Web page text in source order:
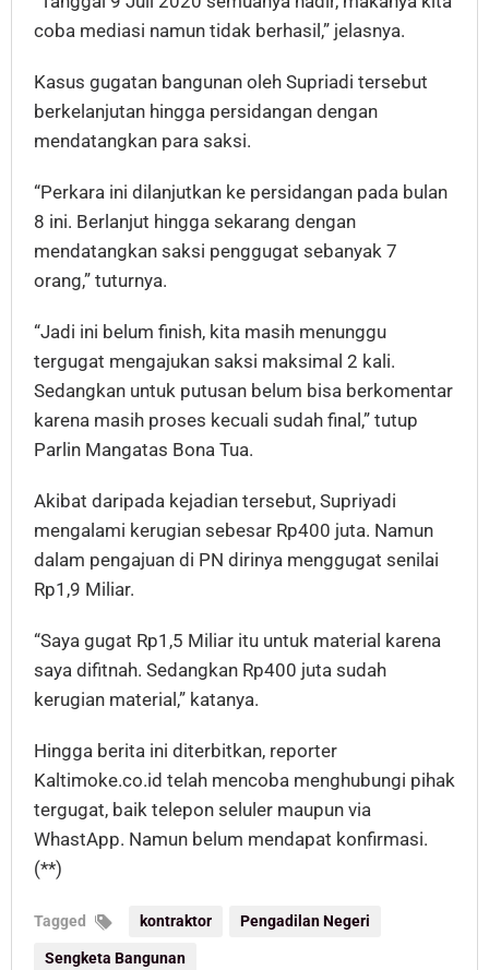
coba mediasi namun tidak berhasil,” jelasnya.
Kasus gugatan bangunan oleh Supriadi tersebut
berkelanjutan hingga persidangan dengan
mendatangkan para saksi.
“Perkara ini dilanjutkan ke persidangan pada bulan
8 ini. Berlanjut hingga sekarang dengan
mendatangkan saksi penggugat sebanyak 7
orang,” tuturnya.
“Jadi ini belum finish, kita masih menunggu
tergugat mengajukan saksi maksimal 2 kali.
Sedangkan untuk putusan belum bisa berkomentar
karena masih proses kecuali sudah final,” tutup
Parlin Mangatas Bona Tua.
Akibat daripada kejadian tersebut, Supriyadi
mengalami kerugian sebesar Rp400 juta. Namun
dalam pengajuan di PN dirinya menggugat senilai
Rp1,9 Miliar.
“Saya gugat Rp1,5 Miliar itu untuk material karena
saya difitnah. Sedangkan Rp400 juta sudah
kerugian material,” katanya.
Hingga berita ini diterbitkan, reporter
Kaltimoke.co.id telah mencoba menghubungi pihak
tergugat, baik telepon seluler maupun via
WhastApp. Namun belum mendapat konfirmasi.
(**)
Tagged kontraktor Pengadilan Negeri
Sengketa Bangunan